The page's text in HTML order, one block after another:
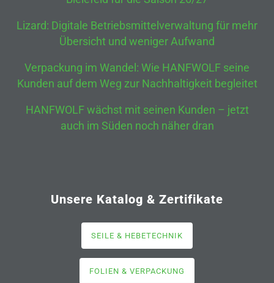
Lizard: Digitale Betriebsmittelverwaltung für mehr
Übersicht und weniger Aufwand
Verpackung im Wandel: Wie HANFWOLF seine
Kunden auf dem Weg zur Nachhaltigkeit begleitet
HANFWOLF wächst mit seinen Kunden – jetzt
auch im Süden noch näher dran
Unsere Katalog & Zertifikate
SEILE & HEBETECHNIK
FOLIEN & VERPACKUNG